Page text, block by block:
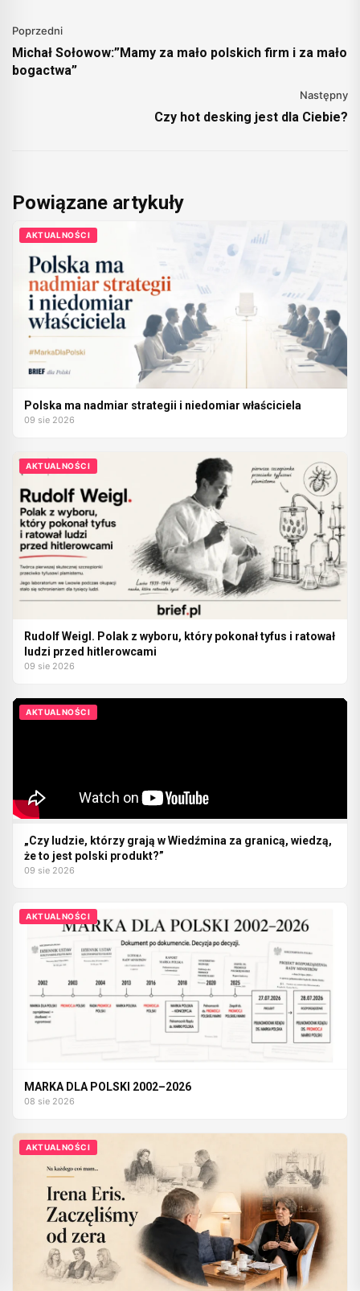
Poprzedni
Michał Sołowow:”Mamy za mało polskich firm i za mało
bogactwa”
Następny
Czy hot desking jest dla Ciebie?
Powiązane artykuły
AKTUALNOŚCI
Polska ma nadmiar strategii i niedomiar właściciela
09 sie 2026
AKTUALNOŚCI
Rudolf Weigl. Polak z wyboru, który pokonał tyfus i ratował
ludzi przed hitlerowcami
09 sie 2026
AKTUALNOŚCI
„Czy ludzie, którzy grają w Wiedźmina za granicą, wiedzą,
że to jest polski produkt?”
09 sie 2026
AKTUALNOŚCI
MARKA DLA POLSKI 2002–2026
08 sie 2026
AKTUALNOŚCI